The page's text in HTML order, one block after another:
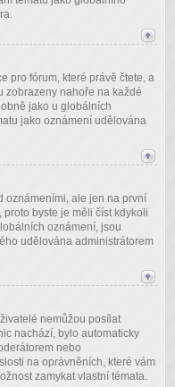
pro fórum, které právě čtete, a
zobrazeny nahoře na každé
jako u globálních
jako oznámení udělována
oznámeními, ale jen na první
byste je měli číst kdykoli
oznámení, jsou
udělována administrátorem
nemůžou posílat
nachází, bylo automaticky
nebo
na oprávněních, které vám
zamykat vlastní témata.